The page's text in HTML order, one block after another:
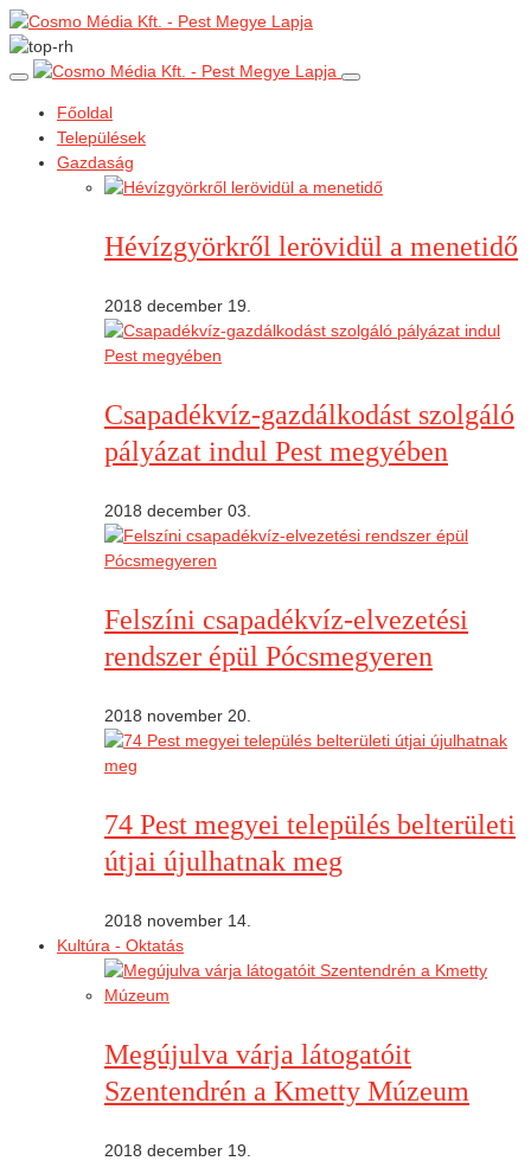
Főoldal
Települések
Gazdaság
Hévízgyörkről lerövidül a menetidő
2018 december 19.
Csapadékvíz-gazdálkodást szolgáló
pályázat indul Pest megyében
2018 december 03.
Felszíni csapadékvíz-elvezetési
rendszer épül Pócsmegyeren
2018 november 20.
74 Pest megyei település belterületi
útjai újulhatnak meg
2018 november 14.
Kultúra - Oktatás
Megújulva várja látogatóit
Szentendrén a Kmetty Múzeum
2018 december 19.